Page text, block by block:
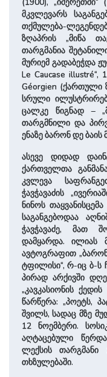
მკვლევარს
თქმულება-
ზღაპრის „მიწა
თარგმანია
მურიემ გადაბეჭდა
Le Caucase
Géorgien (ქართული
სრული
ცალკე წიგნად –
თარგმნილი და
ენაზე ბარონ დე ბაის
ასევე დიდად
ქართველთა
კვლევა
ჭავჭავაძის
ნინოს
საგანგებოდაა
ჭავჭავაძე, მათ
დამყარდა. ილიას
ავტოგრაფით
ტფილისი“, რ-იც ბ-ს
პირად არქივში
„კავკასიონის
წარწერა: „პოეტს,
შვილს, სადაც მზე
12 ნოემბერი.
აღტაცებული
ლექსის
თხზულებაში.